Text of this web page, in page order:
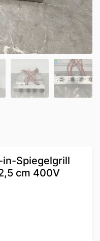
in-Spiegelgrill
cm 400V